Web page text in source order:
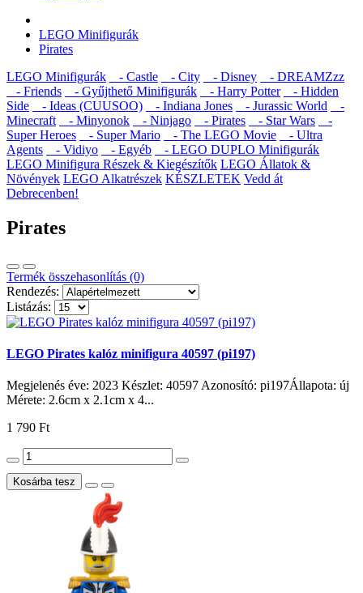
LEGO Minifigurák
Pirates
LEGO Minifigurák
- Castle - City - Disney
- DREAMZzz
- Friends
- Gyűjthető Minifigurák - Harry Potter
- Hidden
Side
- Ideas (CUUSOO) - Indiana Jones - Jurassic World
-
Minecraft
- Minyonok - Ninjago - Pirates - Star Wars
-
Super Heroes
- Super Mario - The LEGO Movie
- Ultra
Agents
- Vidiyo - Egyéb
- LEGO DUPLO Minifigurák
LEGO Minifigura Részek & Kiegészítők LEGO Állatok &
Növények LEGO Alkatrészek KÉSZLETEK Vedd át
Debrecenben!
Pirates
Termék összehasonlítás (0)
Rendezés:
Listázás:
LEGO Pirates kalóz minifigura 40597 (pi197)
Megjelenés éve: 2023 Készlet: 40597 Azonosító: pi197Állapota: új
Mérete: 2.6cm x 2.1cm x 4...
1 790 Ft
Kosárba tesz